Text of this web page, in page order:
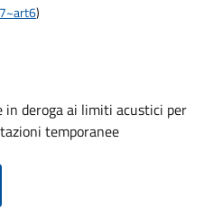
)
in deroga ai limiti acustici per
temporanee